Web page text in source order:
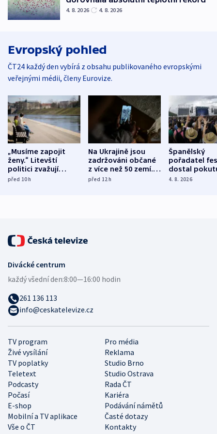
4. 8. 2026 4. 8. 2026
Evropský pohled
ČT24 každý den vybírá z obsahu publikovaného evropskými
veřejnými médii, členy Eurovize.
„Musíme zapojit
ženy.“ Litevští
politici zvažují
dohodu o
před 10h
Na Ukrajině jsou
zadržováni občané
z více než 50 zemí.
Bojovali na straně
před 12h
Španělský
pořadatel
dostal
nekalé
4. 8. 2026
TV program
Pro média
Živé vysílání
Reklama
TV poplatky
Studio Brno
Teletext
Studio Ostrava
Podcasty
Rada ČT
Počasí
Kariéra
E-shop
Podávání námětů
Mobilní a TV aplikace
Časté dotazy
Vše o ČT
Kontakty
Divácké centrum
každý všední den:8:00—16:00 hodin
261 136 113
info@ceskatelevize.cz